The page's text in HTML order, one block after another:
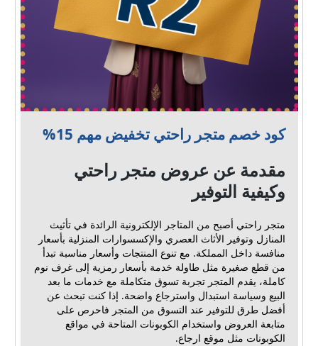
كود خصم متجر راحتي تخفيض مهم 15%
مقدمة عن عروض متجر راحتي
وكيفية التوفير
متجر راحتي أصبح من المتاجر الإلكترونية الرائدة في تأثيث
المنازل وتوفير الأثاث العصري والإكسسوارات المنزلية بأسعار
منافسة داخل المملكة. مع تنوع المنتجات وأسعار مناسبة تبدأ
من قطع صغيرة مثل طاولة خدمة بأسعار رمزية إلى غرف نوم
كاملة، يقدم المتجر تجربة تسوق متكاملة مع خدمات ما بعد
البيع وسياسة استبدال واسترجاع واضحة. إذا كنت تبحث عن
أفضل طرق للتوفير عند التسوق من المتجر فاحرص على
متابعة العروض واستخدام الكوبونات المتاحة في مواقع
الكوبونات مثل موقع ارجاع.